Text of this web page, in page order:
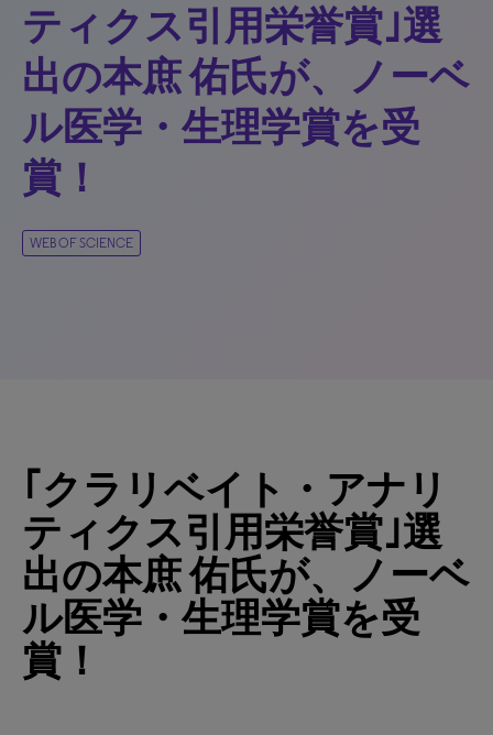
ティクス引用栄誉賞｣選
出の本庶 佑氏が、ノーベ
ル医学・生理学賞を受
賞！
WEB OF SCIENCE
｢クラリベイト・アナリ
ティクス引用栄誉賞｣選
出の本庶 佑氏が、ノーベ
ル医学・生理学賞を受
賞！